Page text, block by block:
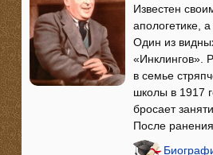
Известен
апологетике,
Один из
«Инклингов».
в семье
школы в 1917
бросает
После